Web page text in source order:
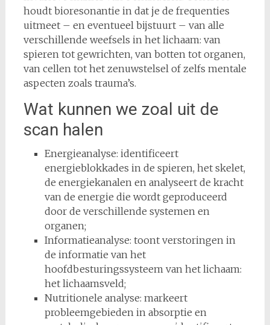
houdt bioresonantie in dat je de frequenties
uitmeet – en eventueel bijstuurt – van alle
verschillende weefsels in het lichaam: van
spieren tot gewrichten, van botten tot organen,
van cellen tot het zenuwstelsel of zelfs mentale
aspecten zoals trauma’s.
Wat kunnen we zoal uit de
scan halen
Energieanalyse: identificeert
energieblokkades in de spieren, het skelet,
de energiekanalen en analyseert de kracht
van de energie die wordt geproduceerd
door de verschillende systemen en
organen;
Informatieanalyse: toont verstoringen in
de informatie van het
hoofdbesturingssysteem van het lichaam:
het lichaamsveld;
Nutritionele analyse: markeert
probleemgebieden in absorptie en